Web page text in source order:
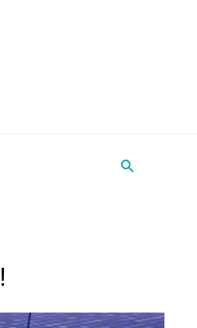
Suche